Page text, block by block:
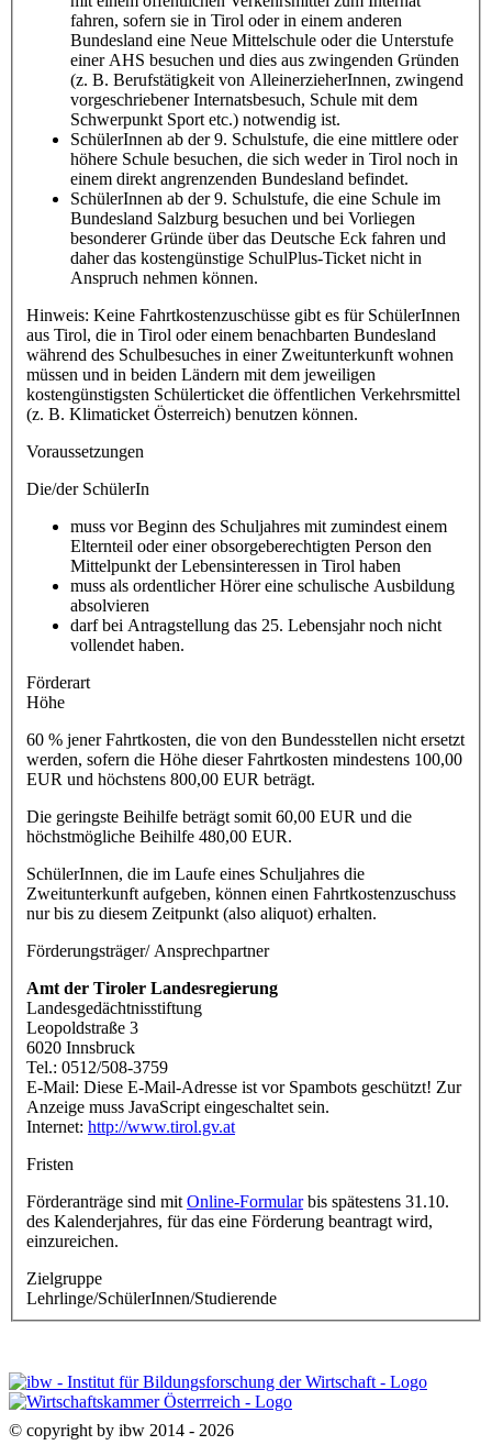
fahren, sofern sie in Tirol oder in einem anderen
Bundesland eine Neue Mittelschule oder die Unterstufe
einer AHS besuchen und dies aus zwingenden Gründen
(z. B. Berufstätigkeit von AlleinerzieherInnen, zwingend
vorgeschriebener Internatsbesuch, Schule mit dem
Schwerpunkt Sport etc.) notwendig ist.
SchülerInnen ab der 9. Schulstufe, die eine mittlere oder
höhere Schule besuchen, die sich weder in Tirol noch in
einem direkt angrenzenden Bundesland befindet.
SchülerInnen ab der 9. Schulstufe, die eine Schule im
Bundesland Salzburg besuchen und bei Vorliegen
besonderer Gründe über das Deutsche Eck fahren und
daher das kostengünstige SchulPlus-Ticket nicht in
Anspruch nehmen können.
Hinweis: Keine Fahrtkostenzuschüsse gibt es für SchülerInnen
aus Tirol, die in Tirol oder einem benachbarten Bundesland
während des Schulbesuches in einer Zweitunterkunft wohnen
müssen und in beiden Ländern mit dem jeweiligen
kostengünstigsten Schülerticket die öffentlichen Verkehrsmittel
(z. B. Klimaticket Österreich) benutzen können.
Voraussetzungen
Die/der SchülerIn
muss vor Beginn des Schuljahres mit zumindest einem
Elternteil oder einer obsorgeberechtigten Person den
Mittelpunkt der Lebensinteressen in Tirol haben
muss als ordentlicher Hörer eine schulische Ausbildung
absolvieren
darf bei Antragstellung das 25. Lebensjahr noch nicht
vollendet haben.
Förderart
Höhe
60 % jener Fahrtkosten, die von den Bundesstellen nicht ersetzt
werden, sofern die Höhe dieser Fahrtkosten mindestens 100,00
EUR und höchstens 800,00 EUR beträgt.
Die geringste Beihilfe beträgt somit 60,00 EUR und die
höchstmögliche Beihilfe 480,00 EUR.
SchülerInnen, die im Laufe eines Schuljahres die
Zweitunterkunft aufgeben, können einen Fahrtkostenzuschuss
nur bis zu diesem Zeitpunkt (also aliquot) erhalten.
Förderungsträger/ Ansprechpartner
Amt der Tiroler Landesregierung
Landesgedächtnisstiftung
Leopoldstraße 3
6020 Innsbruck
Tel.: 0512/508-3759
E-Mail: Diese E-Mail-Adresse ist vor Spambots geschützt! Zur
Anzeige muss JavaScript eingeschaltet sein.
Internet: http://www.tirol.gv.at
Fristen
Förderanträge sind mit Online-Formularbis spätestens 31.10.
des Kalenderjahres, für das eine Förderung beantragt wird,
einzureichen.
Zielgruppe
Lehrlinge/SchülerInnen/Studierende
© copyright by ibw 2014 - 2026